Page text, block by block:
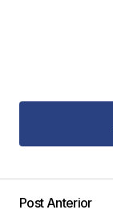
Post Anterior